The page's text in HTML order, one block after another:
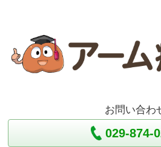
お問い合わ
029-874-